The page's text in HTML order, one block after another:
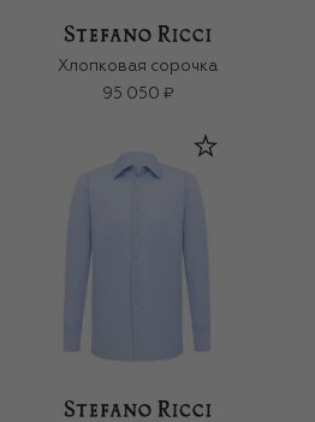
Хлопковая сорочка
95 050 ₽